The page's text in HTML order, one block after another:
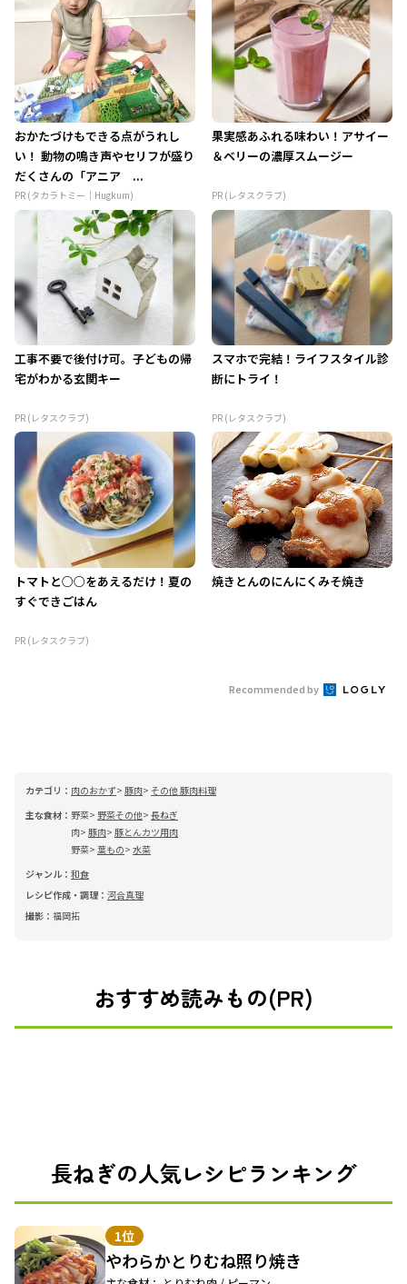
おかたづけもできる点がうれし
い！ 動物の鳴き声やセリフが盛り
だくさんの「アニア ...
PR (タカラトミー｜Hugkum)
果実感あふれる味わい！アサイー
＆ベリーの濃厚スムージー
PR (レタスクラブ)
工事不要で後付け可。子どもの帰
宅がわかる玄関キー
PR (レタスクラブ)
スマホで完結！ライフスタイル診
断にトライ！
PR (レタスクラブ)
トマトと○○をあえるだけ！夏の
すぐできごはん
PR (レタスクラブ)
焼きとんのにんにくみそ焼き
Recommended by
カテゴリ： 肉のおかず 豚肉 その他 豚肉料理
主な食材： 野菜 野菜その他 長ねぎ
肉 豚肉 豚とんカツ用肉
野菜 葉もの
水菜
ジャンル： 和食
レシピ作成・調理： 河合真理
撮影： 福岡拓
おすすめ読みもの(PR)
長ねぎの人気レシピランキング
1位
やわらかとりむね照り焼き